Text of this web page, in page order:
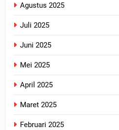
Agustus 2025
Juli 2025
Juni 2025
Mei 2025
April 2025
Maret 2025
Februari 2025